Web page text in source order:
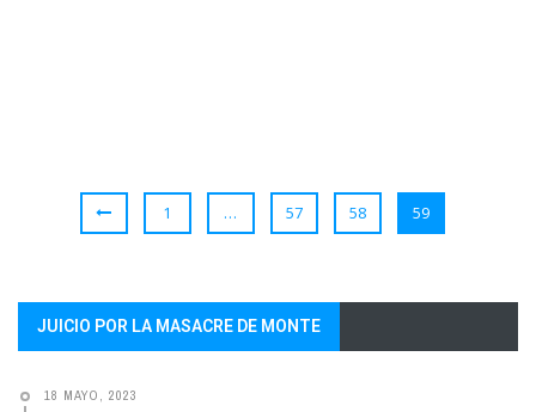
1 … 57 58 59
JUICIO POR LA MASACRE DE MONTE
18 MAYO, 2023